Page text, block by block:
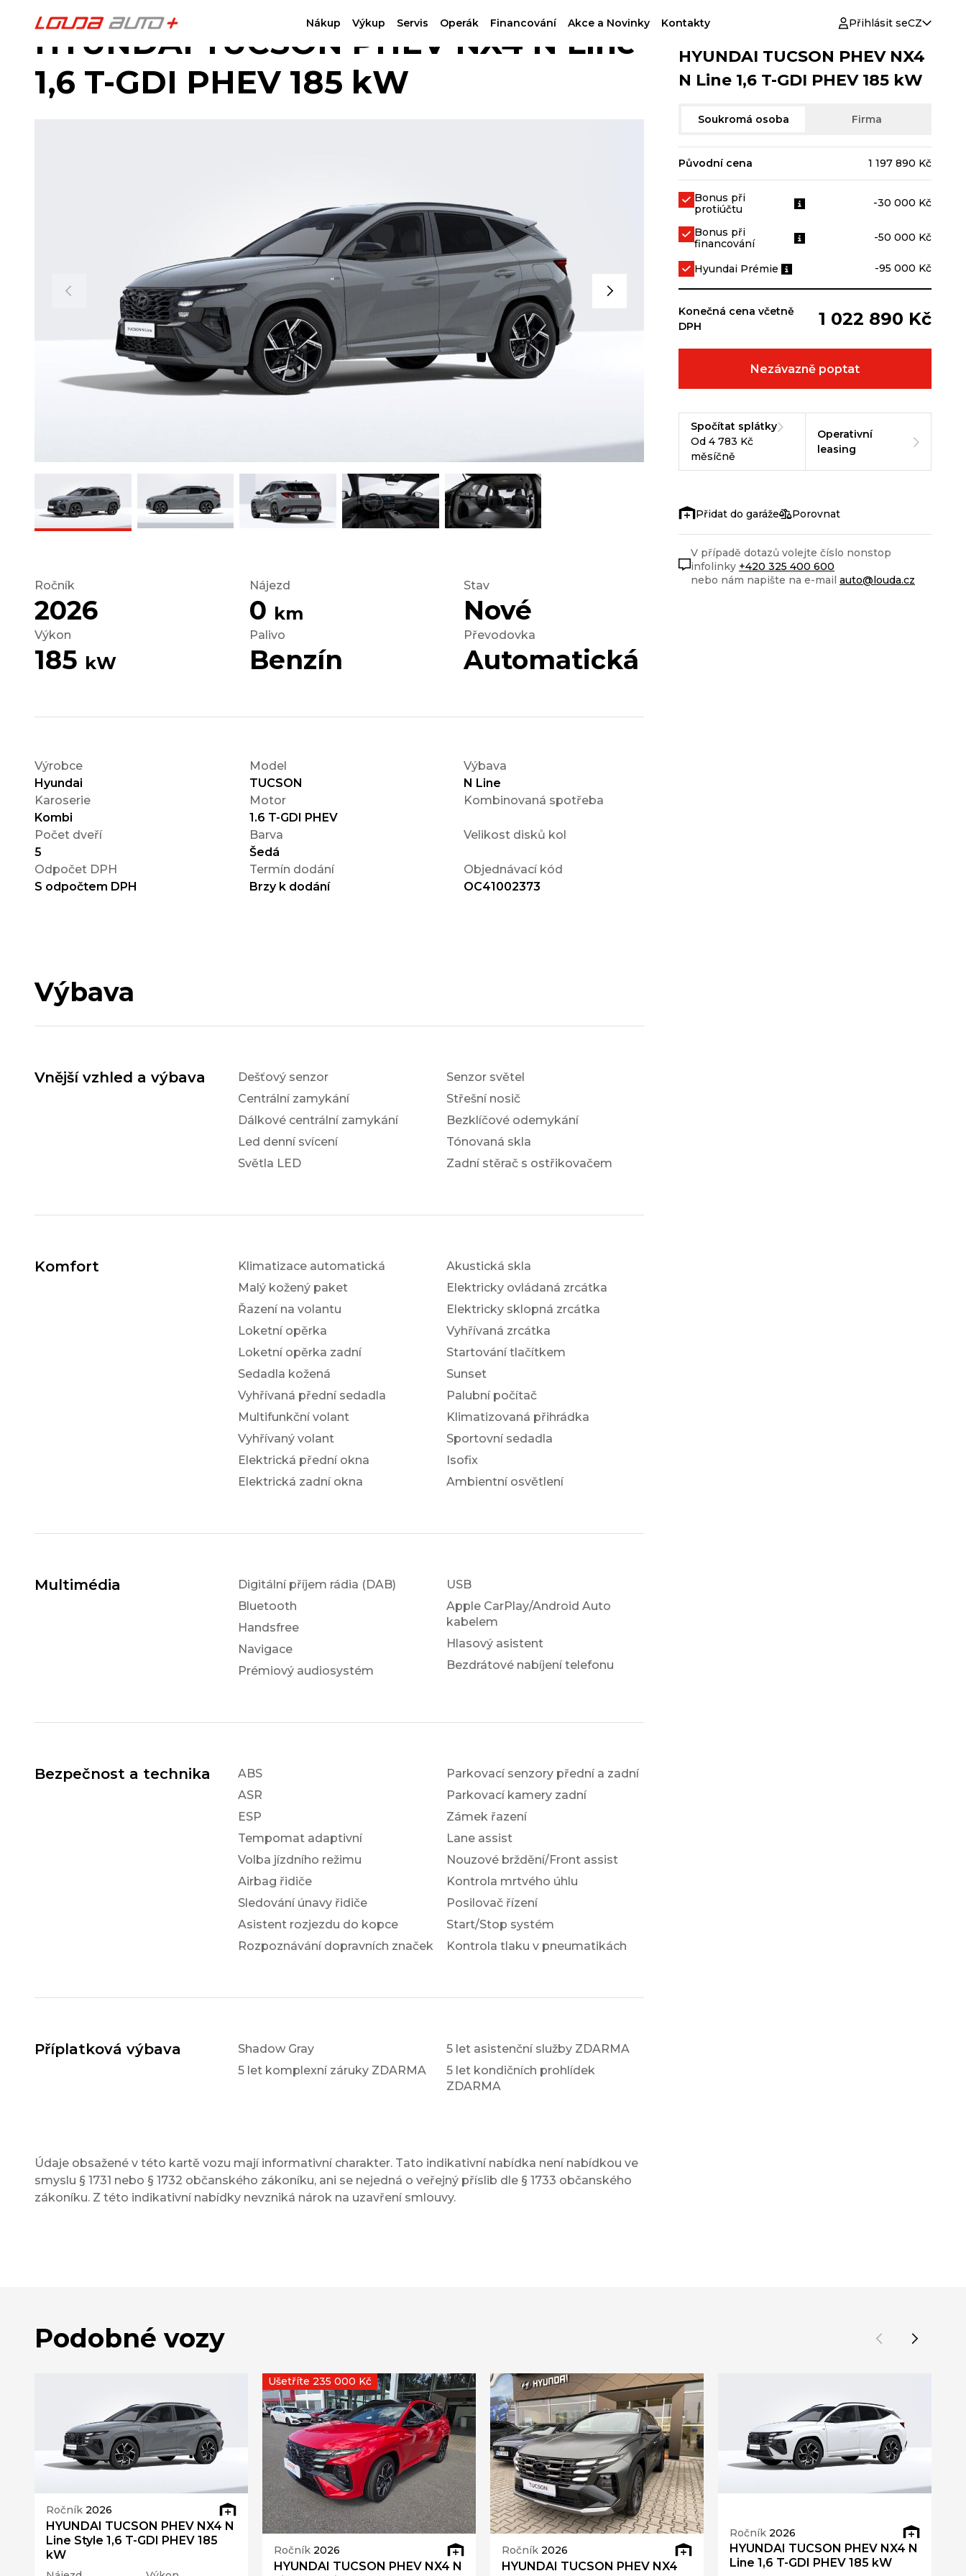
Nákup Výkup Servis Operák Financování Akce a Novinky Kontakty Přihlásit seCZ
HYUNDAI TUCSON PHEV NX4 N Line
1,6 T-GDI PHEV 185 kW
Ročník
2026
Nájezd
0 km
Stav
Nové
Výkon
185 kW
Palivo
Benzín
Převodovka
Automatická
Výrobce
Hyundai
Model
TUCSON
Výbava
N Line
Karoserie
Kombi
Motor
1.6 T-GDI PHEV
Kombinovaná spotřeba
Počet dveří
5
Barva
Šedá
Velikost disků kol
Odpočet DPH
S odpočtem DPH
Termín dodání
Brzy k dodání
Objednávací kód
OC41002373
Výbava
Vnější vzhled a výbava
Dešťový senzor
Centrální zamykání
Dálkové centrální zamykání
Led denní svícení
Světla LED
Senzor světel
Střešní nosič
Bezklíčové odemykání
Tónovaná skla
Zadní stěrač s ostřikovačem
Komfort
Klimatizace automatická
Malý kožený paket
Řazení na volantu
Loketní opěrka
Loketní opěrka zadní
Sedadla kožená
Vyhřívaná přední sedadla
Multifunkční volant
Vyhřívaný volant
Elektrická přední okna
Elektrická zadní okna
Akustická skla
Elektricky ovládaná zrcátka
Elektricky sklopná zrcátka
Vyhřívaná zrcátka
Startování tlačítkem
Sunset
Palubní počítač
Klimatizovaná přihrádka
Sportovní sedadla
Isofix
Ambientní osvětlení
Multimédia
Digitální příjem rádia (DAB)
Bluetooth
Handsfree
Navigace
Prémiový audiosystém
USB
Apple CarPlay/Android Auto
kabelem
Hlasový asistent
Bezdrátové nabíjení telefonu
Bezpečnost a technika
ABS
ASR
ESP
Tempomat adaptivní
Volba jízdního režimu
Airbag řidiče
Sledování únavy řidiče
Asistent rozjezdu do kopce
Rozpoznávání dopravních značek
Parkovací senzory přední a zadní
Parkovací kamery zadní
Zámek řazení
Lane assist
Nouzové brždění/Front assist
Kontrola mrtvého úhlu
Posilovač řízení
Start/Stop systém
Kontrola tlaku v pneumatikách
Příplatková výbava
Shadow Gray
5 let komplexní záruky ZDARMA
5 let asistenční služby ZDARMA
5 let kondičních prohlídek
ZDARMA
Údaje obsažené v této kartě vozu mají informativní charakter. Tato indikativní nabídka není nabídkou ve
smyslu § 1731 nebo § 1732 občanského zákoníku, ani se nejedná o veřejný příslib dle § 1733 občanského
zákoníku. Z této indikativní nabídky nevzniká nárok na uzavření smlouvy.
HYUNDAI TUCSON PHEV NX4
N Line 1,6 T-GDI PHEV 185 kW
Soukromá osoba Firma
Původní cena 1 197 890 Kč
Bonus při
protiúčtu
-30 000 Kč
Bonus při
financování
-50 000 Kč
Hyundai Prémie -95 000 Kč
Konečná cena včetně
DPH
1 022 890 Kč
Nezávazně poptat
Spočítat splátky
Od 4 783 Kč
měsíčně
Operativní
leasing
Porovnat
V případě dotazů volejte číslo nonstop
infolinky +420 325 400 600
nebo nám napište na e-mail auto@louda.cz
Podobné vozy
Ročník 2026
HYUNDAI TUCSON PHEV NX4 N
Line Style 1,6 T-GDI PHEV 185
kW
Ročník 2026
HYUNDAI TUCSON PHEV NX4 N
Ušetříte 235 000 Kč
Ročník 2026
HYUNDAI TUCSON PHEV NX4
Ročník 2026
HYUNDAI TUCSON PHEV NX4 N
Line 1,6 T-GDI PHEV 185 kW